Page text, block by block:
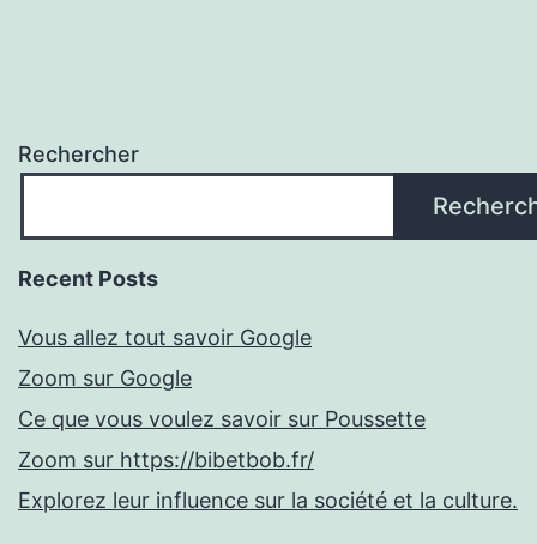
Rechercher
Recent Posts
Vous allez tout savoir Google
Zoom sur Google
Ce que vous voulez savoir sur Poussette
Zoom sur https://bibetbob.fr/
Explorez leur influence sur la société et la culture.